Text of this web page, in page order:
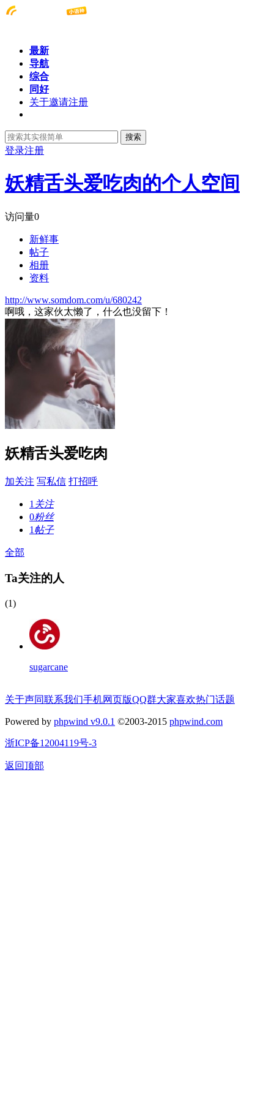
最新
导航
综合
同好
关于邀请注册
搜索
登录注册
妖精舌头爱吃肉的个人空间
访问量0
新鲜事
帖子
相册
资料
http://www.somdom.com/u/680242
啊哦，这家伙太懒了，什么也没留下！
妖精舌头爱吃肉
加关注 写私信 打招呼
1 关注
0粉丝
1 帖子
全部
Ta关注的人
(1)
sugarcane
关于声同联系我们手机网页版QQ群大家喜欢热门话题
Powered by phpwind v9.0.1 ©2003-2015 phpwind.com
浙ICP备12004119号-3
返回顶部